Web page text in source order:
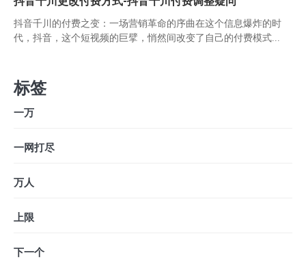
抖音千川的付费之变：一场营销革命的序曲在这个信息爆炸的时
代，抖音，这个短视频的巨擘，悄然间改变了自己的付费模式...
标签
一万
一网打尽
万人
上限
下一个